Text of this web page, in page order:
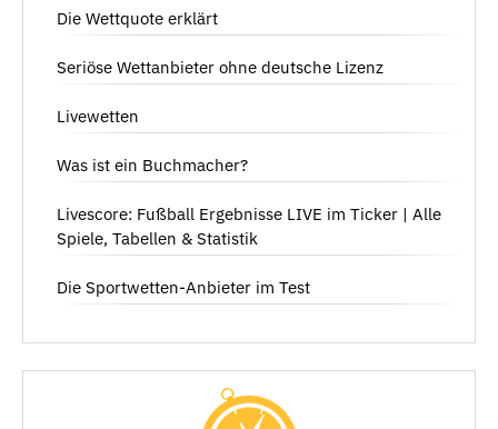
Die Wettquote erklärt
Seriöse Wettanbieter ohne deutsche Lizenz
Livewetten
Was ist ein Buchmacher?
Livescore: Fußball Ergebnisse LIVE im Ticker | Alle
Spiele, Tabellen & Statistik
Die Sportwetten-Anbieter im Test